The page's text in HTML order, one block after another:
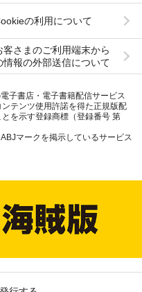
の利用について
客さまのご利用端末から
情報の外部送信について
子書店・電子書籍配信サービス
テンツ使用許諾を得た正規版配
を示す登録商標（登録番号 第
マークを掲示しているサービス